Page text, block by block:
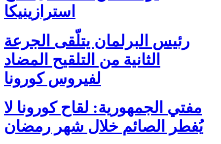
استرازينيكا
رئيس البرلمان يتلّقى الجرعة
الثانية من التلقيح المضاد
لفيروس كورونا
مفتي الجمهورية: لقاح كورونا لا
يُفطر الصائم خلال شهر رمضان